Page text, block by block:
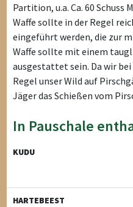
Partition, u.a. Ca. 60
Waffe sollte in der Regel
eingeführt werden, die zur
Waffe sollte mit einem
ausgestattet sein. Da wir
Regel unser Wild auf
Jäger das Schießen vom
In Pauschale
KUDU
HARTEBEEST